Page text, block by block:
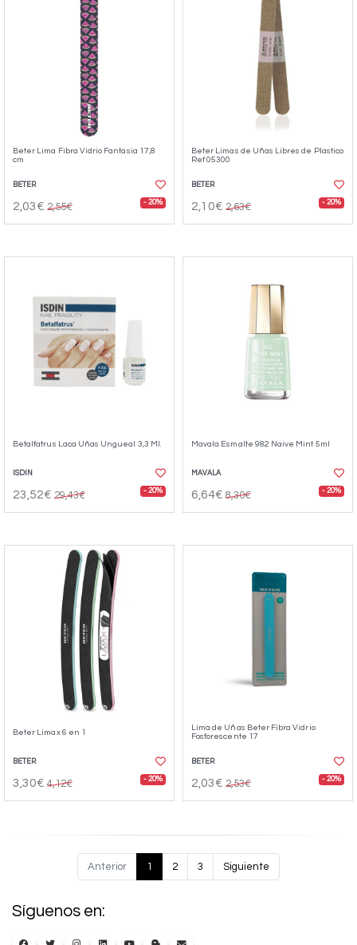
Beter Lima Fibra Vidrio Fantasia 17,8
cm
BETER
2,03€ 2,55€ - 20%
Beter Limas de Uñas Libres de Plastico
Ref 05300
BETER
2,10€ 2,63€ - 20%
Betalfatrus Laca Uñas Ungueal 3,3 Ml.
ISDIN
23,52€ 29,43€ - 20%
Mavala Esmalte 982 Naive Mint 5ml
MAVALA
6,64€ 8,30€ - 20%
Beter Limax 6 en 1
BETER
3,30€ 4,12€ - 20%
Lima de Uñas Beter Fibra Vidrio
Fosforescente 17
BETER
2,03€ 2,53€ - 20%
Anterior 1 2 3 Siguiente
Síguenos en: